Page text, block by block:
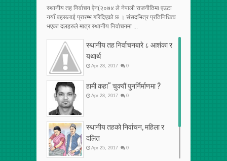
स्थानीय तह निर्वाचन ऐन(२०७४ ले नेपाली राजनीतिमा एउटा
नयाँ बहसलाई प्रारम्भ गरिदिएको छ । संसदभित्र प्रतिनिधित्व
भएका दलहरुले मात्र स्थानीय निर्वाचनमा ...
स्थानीय तह निर्वाचनबारे ८ आशंका र
यथार्थ
Apr 28 2017 0
हामी कहा“ चुक्यौं पुनर्निर्माणमा ?
Apr 28 2017 0
स्थानीय तहको निर्वाचन, महिला र
दलित
Apr 25 2017 0